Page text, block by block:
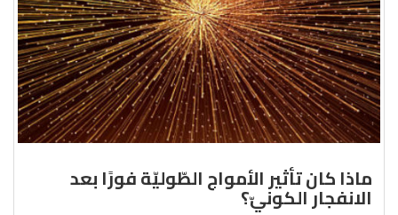
ماذا كان تأثير الأمواج الطّوليّة فورًا بعد
الانفجار الكونيّ؟